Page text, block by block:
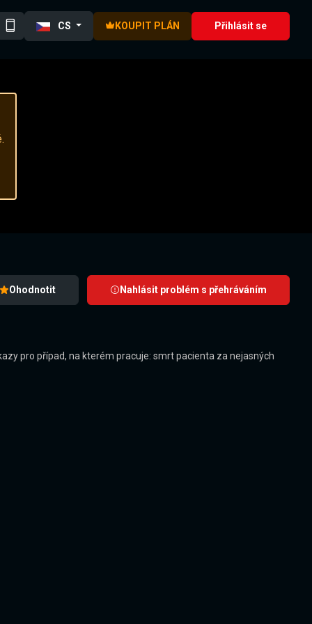
CS KOUPIT PLÁN Přihlásit se
Ohodnotit Nahlásit problém s přehráváním
pro případ, na kterém pracuje: smrt pacienta za nejasných